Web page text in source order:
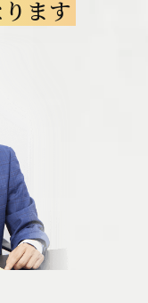
ます